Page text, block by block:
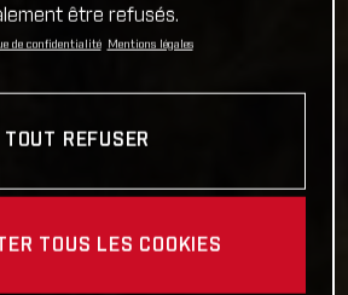
être refusés.
de confidentialité Mentions légales
TOUT REFUSER
TOUS LES COOKIES